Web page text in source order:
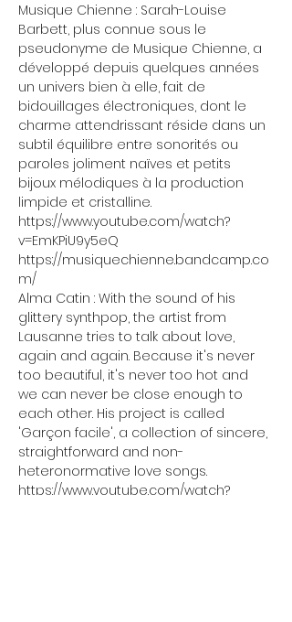
Musique Chienne : Sarah-Louise
Barbett, plus connue sous le
pseudonyme de Musique Chienne, a
développé depuis quelques années
un univers bien à elle, fait de
bidouillages électroniques, dont le
charme attendrissant réside dans un
subtil équilibre entre sonorités ou
paroles joliment naïves et petits
bijoux mélodiques à la production
limpide et cristalline.
https://www.youtube.com/watch?
v=EmKPiU9y5eQ
https://musiquechienne.bandcamp.co
m/
Alma Catin : With the sound of his
glittery synthpop, the artist from
Lausanne tries to talk about love,
again and again. Because it's never
too beautiful, it's never too hot and
we can never be close enough to
each other. His project is called
'Garçon facile', a collection of sincere,
straightforward and non-
heteronormative love songs.
https://www.youtube.com/watch?